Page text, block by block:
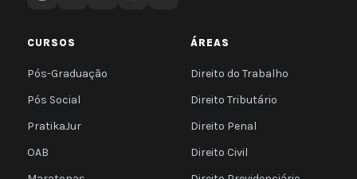
CURSOS
Pós-Graduação
Pós Social
PratikaJur
OAB
ÁREAS
Direito do Trabalho
Direito Tributário
Direito Penal
Direito Civil